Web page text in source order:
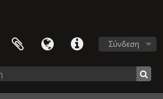
Σύνδεση